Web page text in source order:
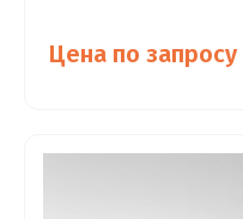
Цена по запросу